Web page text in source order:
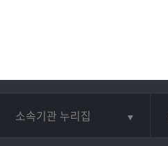
소속기관 누리집